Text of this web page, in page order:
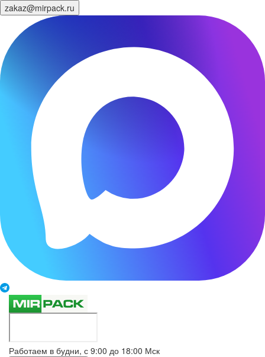
zakaz@mirpack.ru
Работаем в будни, с 9:00 до 18:00 Мск